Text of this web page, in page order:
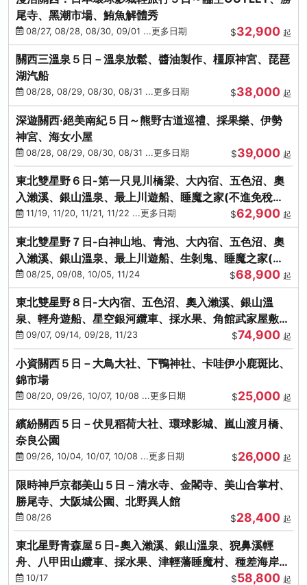
尾寺、黑潮市場、鮪魚解體秀
08/27, 08/28, 08/30, 09/01 ...更多日期 $32,900 起
關西三溫泉５日－溫泉放鬆、醬油製作、橿原神宮、琵琶
湖汽船
08/28, 08/29, 08/30, 08/31 ...更多日期 $38,000 起
深遊關西·絕美南紀５日～熊野古道巡禮、採果樂、伊勢
神宮、海女小屋
08/28, 08/29, 08/30, 08/31 ...更多日期 $39,000 起
東北雙星野６日-第一只見川橋梁、大內宿、五色沼、奧
入瀨溪、銀山溫泉、最上川遊船、睡魔之家(不進免稅店)
(仙/青)
11/19, 11/20, 11/21, 11/22 ...更多日期 $62,900 起
東北雙星野７日-白神山地、青池、大內宿、五色沼、奧
入瀨溪、銀山溫泉、最上川遊船、生剝鬼、睡魔之家(不
進免稅店)(仙/青)
08/25, 09/08, 10/05, 11/24 $68,900 起
東北雙星野８日-大內宿、五色沼、奧入瀨溪、銀山溫
泉、輕舟遊船、星空銀河纜車、採水果、角館武家屋敷
(不進免稅店)(仙/青)
09/07, 09/14, 09/28, 11/23 $74,900 起
小資關西５日－大鳥大社、下鴨神社、卡哇伊小鹿斑比、
錦市場
08/20, 09/26, 10/07, 10/08 ...更多日期 $25,000 起
繽紛關西５日－伏見稻荷大社、環球影城、嵐山渡月橋、
奈良公園
09/26, 10/04, 10/07, 10/08 ...更多日期 $26,000 起
限時神戶京都美山５日－清水寺、金閣寺、美山合掌村、
勝尾寺、大阪城公園、北野異人館
08/26 $28,400 起
東北星野青森屋５日-奧入瀨溪、銀山溫泉、猊鼻溪輕
舟、八甲田山纜車、採水果、津輕藩睡魔村、種差海岸
(不進免稅店)
10/17 $58,800 起